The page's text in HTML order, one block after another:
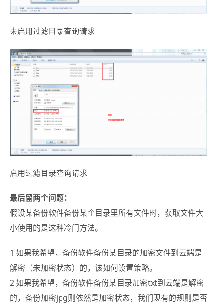
未启用过滤目录查询请求
启用过滤目录查询请求
最后留两个问题：
假设某备份软件备份某个目录里所有文件时，获取文件大
小使用的是这种冷门方法。
1.如果我希望，备份软件备份某目录的加密文件到云端是
解密（未加密状态）的，该如何设置策略。
2.如果我希望，备份软件备份某目录加密txt到云端是解密
的，备份加密jpg则依然是加密状态，我们现有的规则是否